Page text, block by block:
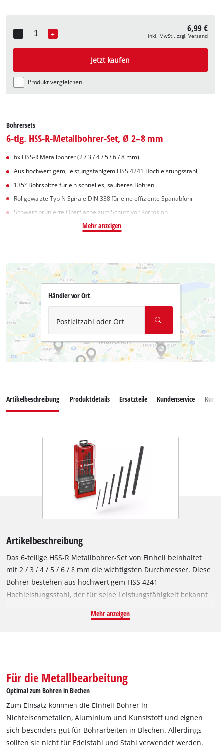
-
Quantity
+ 6,99 €
inkl. MwSt., zzgl. Versand
Jetzt kaufen
Produkt vergleichen
Bohrersets
6-tlg. HSS-R-Metallbohrer-Set, Ø 2–8 mm
6x HSS-R Metallbohrer (2 / 3 / 4 / 5 / 6 / 8 mm)
Aus hochwertigem, leistungsfähigem HSS 4241 Hochleistungsstahl
135° Bohrspitze für ein schnelles, sauberes Bohren
Rollgewalzte Typ N Spirale DIN 338 für eine effiziente Spanabfuhr
Schwarz brünierte Oberfläche zum Schutz vor Korrosion
Mehr anzeigen
Händler vor Ort
Postleitzahl oder Ort
Artikelbeschreibung Produktdetails Ersatzteile Kundenservice
Artikelbeschreibung
Das 6-teilige HSS-R Metallbohrer-Set von Einhell beinhaltet
mit 2 / 3 / 4 / 5 / 6 / 8 mm die wichtigsten Durchmesser. Diese
Bohrer bestehen aus hochwertigem HSS 4241
Hochleistungsstahl, der für seine Leistungsfähigkeit bekannt
ein schnelles, präzises Bohren. Entsprechend der DIN 338
dadurch eine verlängerte Lebensdauer. Zum Einsatz kommen
die Einhell Bohrer in Nichteisenmetallen, Aluminium und
Kunststoff und eignen sich speziell für Bohrarbeiten in
Blechen. Allerdings sollten sie nicht für Edelstahl und Stahl
verwendet werden. Insbesondere im Heimwerkerbereich
leisten die Bohrer bei gelegentlicher Anwendung
Mehr anzeigen
Für die Metallbearbeitung
Optimal zum Bohren in Blechen
Zum Einsatz kommen die Einhell Bohrer in
Nichteisenmetallen, Aluminium und Kunststoff und eignen
sich besonders gut für Bohrarbeiten in Blechen. Allerdings
sollten sie nicht für Edelstahl und Stahl verwendet werden.